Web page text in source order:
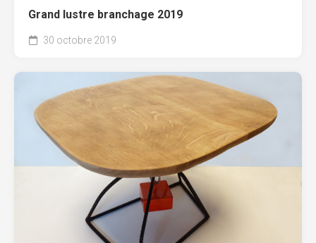
Grand lustre branchage 2019
30 octobre 2019